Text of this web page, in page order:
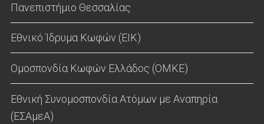
Πανεπιστήμιο Θεσσαλίας
Εθνικό Ίδρυμα Κωφών (ΕΙΚ)
Ομοσπονδία Κωφών Ελλάδος (ΟΜΚΕ)
Εθνική Συνομοσπονδία Ατόμων με Αναπηρία
(ΕΣΑμεΑ)